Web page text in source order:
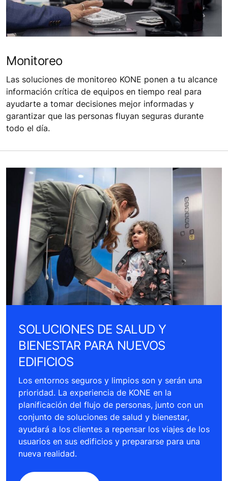
Monitoreo
Las soluciones de monitoreo KONE ponen a tu alcance
información crítica de equipos en tiempo real para
ayudarte a tomar decisiones mejor informadas y
garantizar que las personas fluyan seguras durante
todo el día.
SOLUCIONES DE SALUD Y
BIENESTAR PARA NUEVOS
EDIFICIOS
Los entornos seguros y limpios son y serán una
prioridad. La experiencia de KONE en la
planificación del flujo de personas, junto con un
conjunto de soluciones de salud y bienestar,
ayudará a los clientes a repensar los viajes de los
usuarios en sus edificios y prepararse para una
nueva realidad.